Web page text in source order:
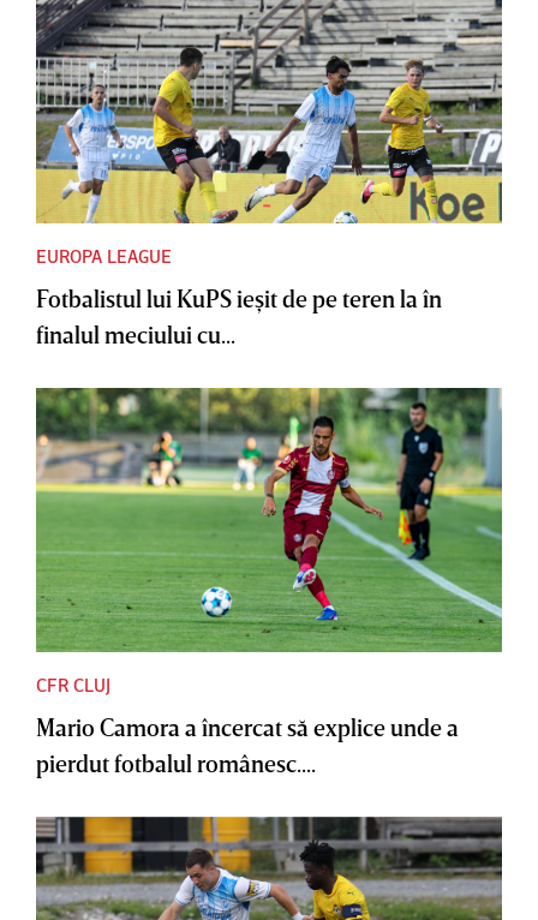
EUROPA LEAGUE
Fotbalistul lui KuPS ieşit de pe teren la în
finalul meciului cu...
CFR CLUJ
Mario Camora a încercat să explice unde a
pierdut fotbalul românesc....